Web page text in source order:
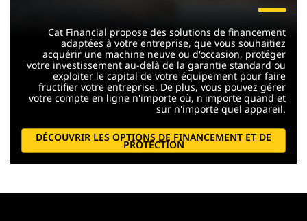
Cat Financial propose des solutions de financement
adaptées à votre entreprise, que vous souhaitiez
acquérir une machine neuve ou d'occasion, protéger
votre investissement au-delà de la garantie standard ou
exploiter le capital de votre équipement pour faire
fructifier votre entreprise. De plus, vous pouvez gérer
votre compte en ligne n'importe où, n'importe quand et
sur n'importe quel appareil.
DÉCOUVRIR LES OPTIONS DE FINANCEMENT ET DE
PROTECTION